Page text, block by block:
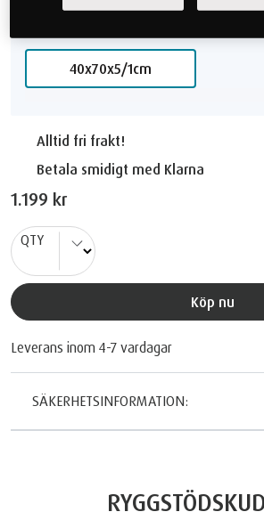
40x70x5/1cm
Alltid fri frakt!
Betala smidigt med Klarna
1.199 kr
QTY
Köp nu
Leverans inom 4-7 vardagar
SÄKERHETSINFORMATION: